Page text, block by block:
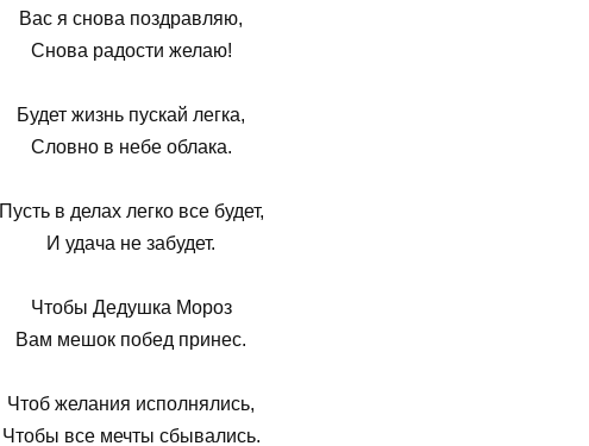
Вас я снова поздравляю,
Снова радости желаю!
Будет жизнь пускай легка,
Словно в небе облака.
Пусть в делах легко все будет,
И удача не забудет.
Чтобы Дедушка Мороз
Вам мешок побед принес.
Чтоб желания исполнялись,
Чтобы все мечты сбывались.